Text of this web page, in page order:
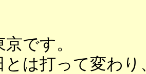
です。
とは打って変わ